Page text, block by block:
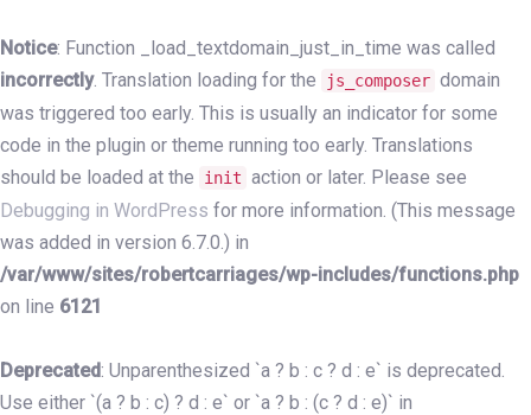
Notice: Function _load_textdomain_just_in_time was called
incorrectly. Translation loading for the js_composer domain
was triggered too early. This is usually an indicator for some
code in the plugin or theme running too early. Translations
should be loaded at the
init action or later. Please see
Debugging in WordPress for more information. (This message
was added in version 6.7.0.) in
/var/www/sites/robertcarriages/wp-includes/functions.php
on line 6121
Deprecated: Unparenthesized `a ? b : c ? d : e` is deprecated.
Use either `(a ? b : c) ? d : e` or `a ? b : (c ? d : e)` in
links
to
primary
navigation
Skip
to
content